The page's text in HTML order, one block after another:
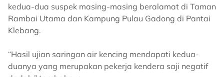
kedua-dua suspek masing-masing beralamat di Taman
Rambai Utama dan Kampung Pulau Gadong di Pantai
Klebang.
“Hasil ujian saringan air kencing mendapati kedua-
duanya yang merupakan pekerja kendera saji negatif